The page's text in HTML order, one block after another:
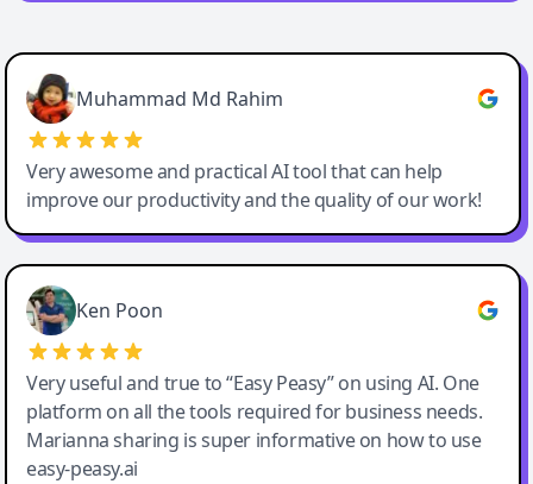
Easy-Peasy AI
Muhammad Md Rahim
Very awesome and practical AI tool that can help
improve our productivity and the quality of our work!
Ken Poon
Very useful and true to “Easy Peasy” on using AI. One
platform on all the tools required for business needs.
Marianna sharing is super informative on how to use
easy-peasy.ai